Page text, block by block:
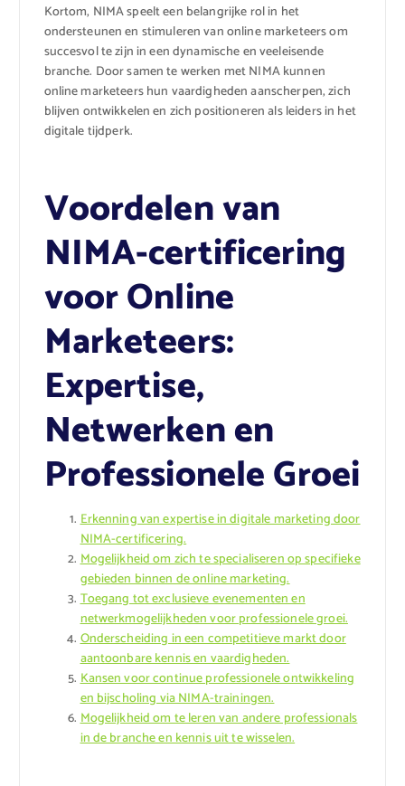
Kortom, NIMA speelt een belangrijke rol in het
ondersteunen en stimuleren van online marketeers om
succesvol te zijn in een dynamische en veeleisende
branche. Door samen te werken met NIMA kunnen
online marketeers hun vaardigheden aanscherpen, zich
blijven ontwikkelen en zich positioneren als leiders in het
digitale tijdperk.
Voordelen van
NIMA-certificering
voor Online
Marketeers:
Expertise,
Netwerken en
Professionele Groei
Erkenning van expertise in digitale marketing door
NIMA-certificering.
Mogelijkheid om zich te specialiseren op specifieke
gebieden binnen de online marketing.
Toegang tot exclusieve evenementen en
netwerkmogelijkheden voor professionele groei.
Onderscheiding in een competitieve markt door
aantoonbare kennis en vaardigheden.
Kansen voor continue professionele ontwikkeling
en bijscholing via NIMA-trainingen.
Mogelijkheid om te leren van andere professionals
in de branche en kennis uit te wisselen.